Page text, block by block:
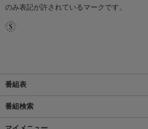
のみ表記が許されているマークです。
番組表
番組検索